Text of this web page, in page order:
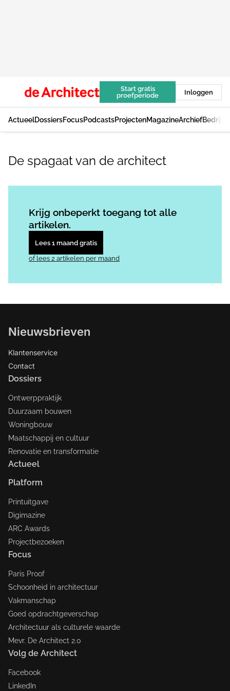
Start gratis
proefperiode
Inloggen
ActueelDossiersFocusPodcastsProjectenMagazineArchief
De spagaat van de architect
Krijg onbeperkt toegang tot alle
artikelen.
Lees 1 maand gratis
of lees 2 artikelen per maand
Nieuwsbrieven
Klantenservice
Contact
Dossiers
Ontwerppraktijk
Duurzaam bouwen
Woningbouw
Maatschappij en cultuur
Renovatie en transformatie
Actueel
Platform
Printuitgave
Digimazine
ARC Awards
Projectbezoeken
Focus
Paris Proof
Schoonheid in architectuur
Vakmanschap
Goed opdrachtgeverschap
Architectuur als culturele waarde
Mevr. De Architect 2.0
Volg de Architect
Facebook
LinkedIn